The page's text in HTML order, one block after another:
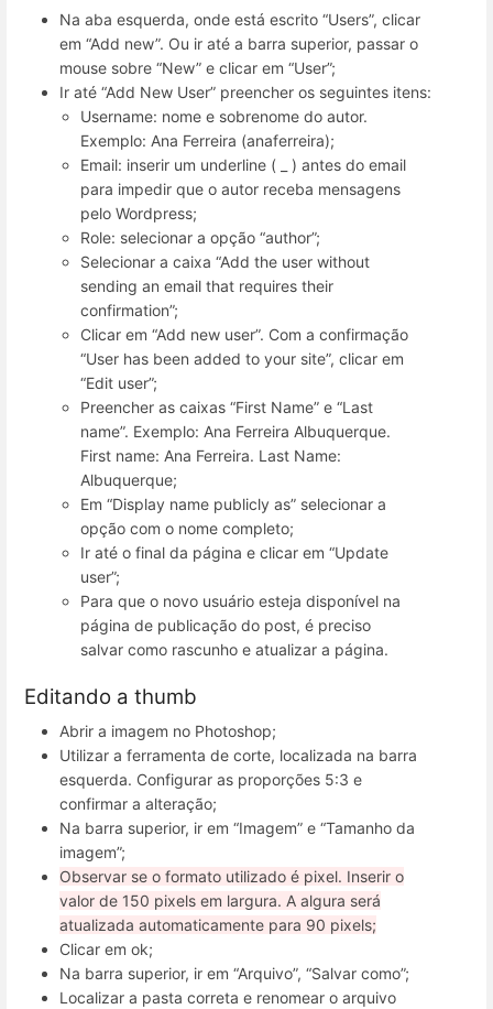
Na aba esquerda, onde está escrito “Users”, clicar
em “Add new”. Ou ir até a barra superior, passar o
mouse sobre “New” e clicar em “User”;
Ir até “Add New User” preencher os seguintes itens:
Username: nome e sobrenome do autor.
Exemplo: Ana Ferreira (anaferreira);
Email: inserir um underline ( _ ) antes do email
para impedir que o autor receba mensagens
pelo Wordpress;
Role: selecionar a opção “author”;
Selecionar a caixa “Add the user without
sending an email that requires their
confirmation”;
Clicar em “Add new user”. Com a confirmação
“User has been added to your site”, clicar em
“Edit user”;
Preencher as caixas “First Name” e “Last
name”. Exemplo: Ana Ferreira Albuquerque.
First name: Ana Ferreira. Last Name:
Albuquerque;
Em “Display name publicly as” selecionar a
opção com o nome completo;
Ir até o final da página e clicar em “Update
user”;
Para que o novo usuário esteja disponível na
página de publicação do post, é preciso
salvar como rascunho e atualizar a página.
Editando a thumb
Abrir a imagem no Photoshop;
Utilizar a ferramenta de corte, localizada na barra
esquerda. Configurar as proporções 5:3 e
confirmar a alteração;
Na barra superior, ir em “Imagem” e “Tamanho da
imagem”;
Observar se o formato utilizado é pixel. Inserir o
valor de 150 pixels em largura. A algura será
atualizada automaticamente para 90 pixels;
Clicar em ok;
Na barra superior, ir em “Arquivo”, “Salvar como”;
Localizar a pasta correta e renomear o arquivo